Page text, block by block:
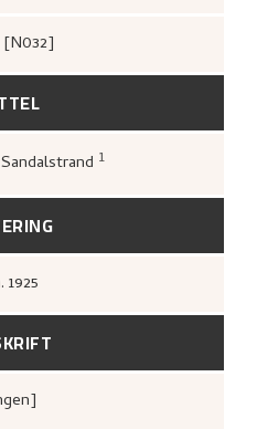
[N032]
1
Mindeutstilling(Bergen: A/S
Boktrykkeri, Bergens
1928),
1925